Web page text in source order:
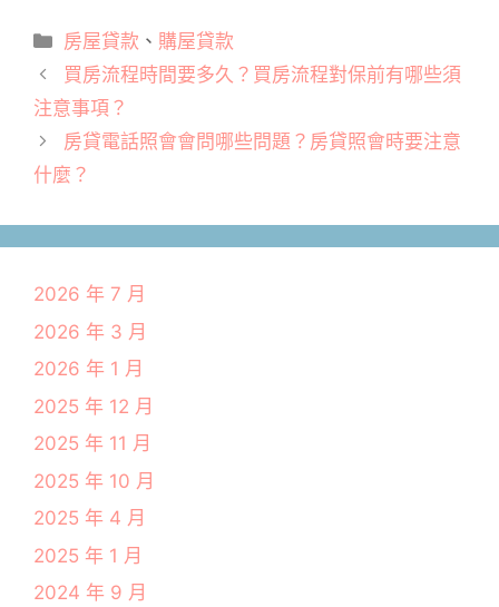
分
類
房屋貸款 、 購屋貸款
買房流程時間要多久？買房流程對保前有哪些須
注意事項？
房貸電話照會會問哪些問題？房貸照會時要注意
什麼？
2026 年 7 月
2026 年 3 月
2026 年 1 月
2025 年 12 月
2025 年 11 月
2025 年 10 月
2025 年 4 月
2025 年 1 月
2024 年 9 月